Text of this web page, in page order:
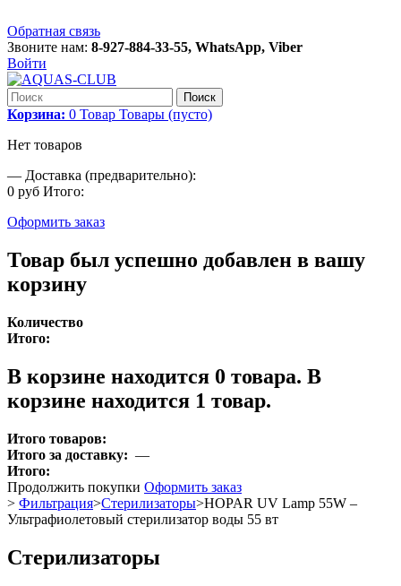
Обратная связь
Звоните нам: 8-927-884-33-55, WhatsApp, Viber
Войти
Поиск
Корзина: 0 Товар Товары (пусто)
Нет товаров
— Доставка (предварительно):
0 руб Итого:
Оформить заказ
Товар был успешно добавлен в вашу
корзину
Количество
Итого:
В корзине находится 0 товара. В
корзине находится 1 товар.
Итого товаров:
Итого за доставку: —
Итого:
Продолжить покупки Оформить заказ
> Фильтрация>Стерилизаторы>HOPAR UV Lamp 55W –
Ультрафиолетовый стерилизатор воды 55 вт
Стерилизаторы